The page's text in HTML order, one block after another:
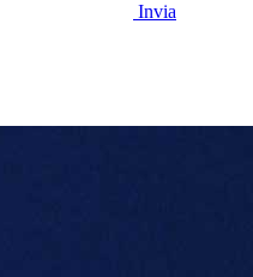
Invia